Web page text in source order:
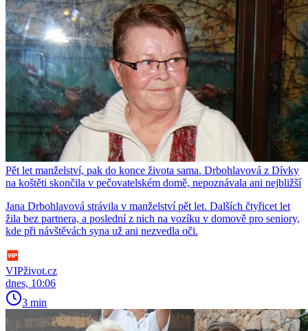
Pět let manželství, pak do konce života sama. Drbohlavová z Dívky
na koštěti skončila v pečovatelském domě, nepoznávala ani nejbližší
Jana Drbohlavová strávila v manželství pět let. Dalších čtyřicet let
žila bez partnera, a poslední z nich na vozíku v domově pro seniory,
kde při návštěvách syna už ani nezvedla oči.
VIPživot.cz
dnes, 10:06
3 min